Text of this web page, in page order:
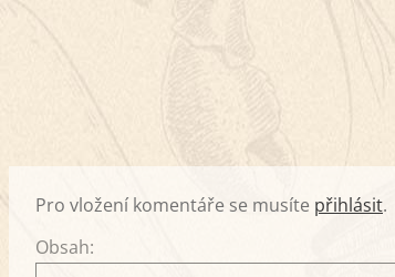
Pro vložení komentáře se musíte přihlásit.
Obsah: